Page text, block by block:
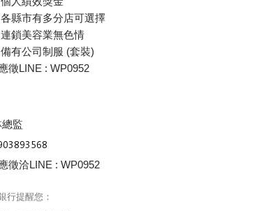
縣市有多分店可選擇
鎖美容業無色情
有公司制服 (套裝)
徵LINE : WP0952
監
徵洽LINE : WP0952
行提醒您：